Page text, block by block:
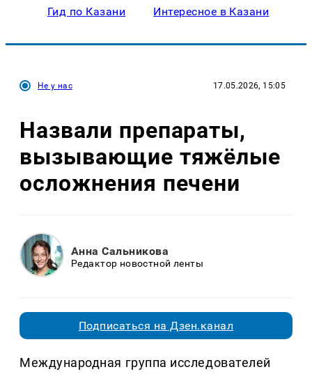
Гид по Казани Интересное в Казани
Не у нас 17.05.2026, 15:05
Назвали препараты,
вызывающие тяжёлые
осложнения печени
Анна Сальникова
Редактор новостной ленты
Подписаться на Дзен.канал
Международная группа исследователей